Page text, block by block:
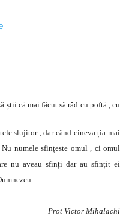
știi că mai făcut să râd cu poftă , cu
slujitor , dar când cineva ția mai
Nu numele sfințeste omul , ci omul
nu aveau sfinți dar au sfințit ei
Prot Victor Mihalachi